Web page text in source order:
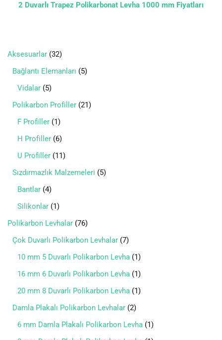
2 Duvarlı Trapez Polikarbonat Levha 1000 mm Fiyatları
Aksesuarlar 32
Bağlantı Elemanları
5
Vidalar 5
Polikarbon Profiller 21
F Profiller 1
H Profiller 6
U Profiller 11
Sızdırmazlık Malzemeleri
5
Bantlar 4
Silikonlar 1
Polikarbon Levhalar 76
Çok Duvarlı Polikarbon Levhalar 7
10 mm 5 Duvarlı Polikarbon Levha 1
16 mm 6 Duvarlı Polikarbon Levha 1
20 mm 8 Duvarlı Polikarbon Levha 1
Damla Plakalı Polikarbon Levhalar 2
6 mm Damla Plakalı Polikarbon Levha 1